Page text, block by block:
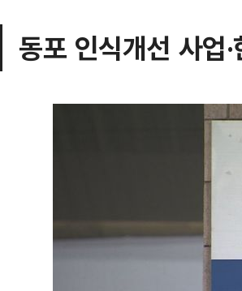
동포 인식개선 사업